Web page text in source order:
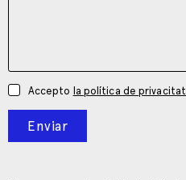
Accepto la política de privacitat
Enviar